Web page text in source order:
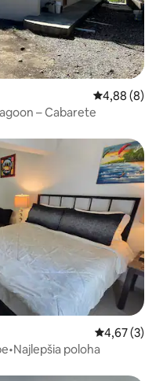
Priemerné
4,88 (8)
– Cabarete
Priemerné
4,67 (3)
poloha